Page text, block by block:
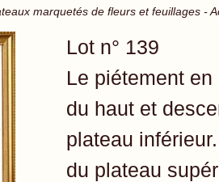
marquetés de fleurs et feuillages -
Lot n° 139
Le piétement
du haut et
plateau
du plateau